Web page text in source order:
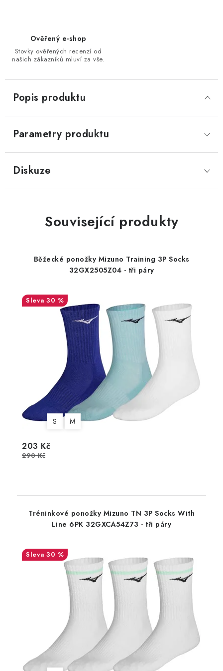
Ověřený e-shop
Stovky ověřených recenzí od
našich zákazníků mluví za vše.
Popis produktu
Parametry produktu
Diskuze
Související produkty
Běžecké ponožky Mizuno Training 3P Socks
32GX2505Z04 - tři páry
30 %
S M
203 Kč
290 Kč
Tréninkové ponožky Mizuno TN 3P Socks With
Line 6PK 32GXCA54Z73 - tři páry
30 %